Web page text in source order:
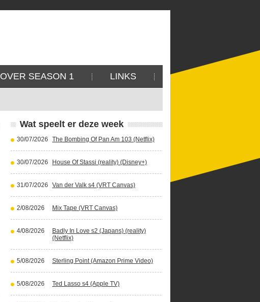
OVER SEASON 1 LINKS
Wat speelt er deze week
30/07/2026 The Bombing Of Pan Am 103 (Netflix)
30/07/2026 House Of Stassi (reality) (Disney+)
31/07/2026 Van der Valk s4 (VRT Canvas)
2/08/2026 Mix Tape (VRT Canvas)
4/08/2026
Badly In Love s2 (Japans) (reality)
(Netflix)
5/08/2026 Sterling Point (Amazon Prime Video)
5/08/2026 Ted Lasso s4 (Apple TV)